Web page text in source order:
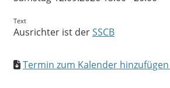
Text
Ausrichter ist derSSCB
Termin zum Kalender hinzufügen